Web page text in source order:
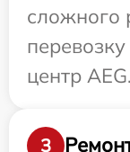
сложного
центр AEG.
3